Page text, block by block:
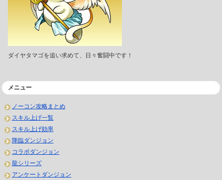
ダイヤタマゴを追い求めて、日々奮闘中です！
メニュー
ノーコン攻略まとめ
スキル上げ一覧
スキル上げ効率
降臨ダンジョン
コラボダンジョン
龍シリーズ
アンケートダンジョン